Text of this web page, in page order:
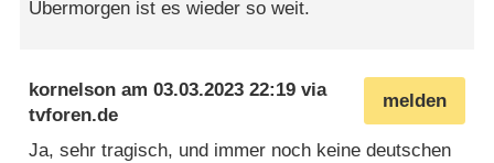
Übermorgen ist es wieder so weit.
melden
kornelson am03.03.2023 22:19 via
tvforen.de
Ja, sehr tragisch, und immer noch keine deutschen